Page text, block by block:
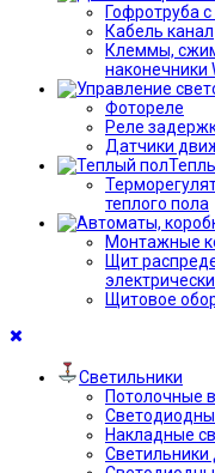
Гофротруба
Кабель канал
Клеммы,
наконечники
Фотореле
Реле
Датчики
теплого пола
Монтажные
Щит
Щитовое
Светильники
Потолочные
Накладные
Светильники